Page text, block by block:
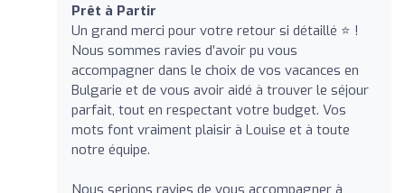
Prêt à Partir
Un grand merci pour votre retour si détaillé ⭐ !
Nous sommes ravies d’avoir pu vous
accompagner dans le choix de vos vacances en
Bulgarie et de vous avoir aidé à trouver le séjour
parfait, tout en respectant votre budget. Vos
mots font vraiment plaisir à Louise et à toute
notre équipe.
Nous serions ravies de vous accompagner à